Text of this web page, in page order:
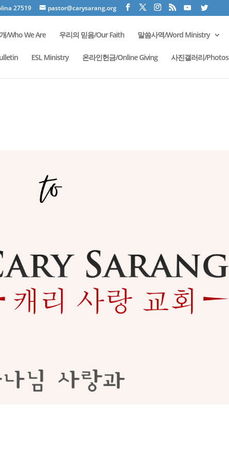
27519 pastor@carysarang.org
/Who We Are 우리의 믿음/Our Faith 말씀사역/Word Ministry
ESL Ministry 온라인헌금/Online Giving 사진갤러리/Photos